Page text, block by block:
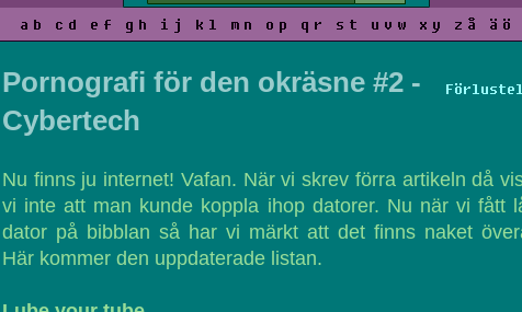
a b c d e f g h i j k l m n o p q r s t u v w x y z å ä ö
Pornografi för den okräsne #2 -
Cybertech
Nu finns ju internet! Vafan. När vi skrev förra artikeln då
vi inte att man kunde koppla ihop datorer. Nu när vi fått
dator på bibblan så har vi märkt att det finns naket
Här kommer den uppdaterade listan.